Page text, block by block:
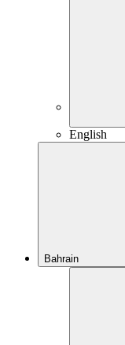
English
Bahrain